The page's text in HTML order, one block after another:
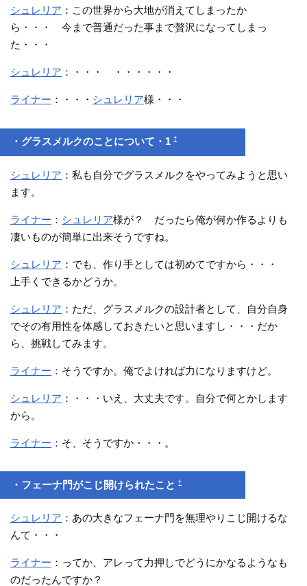
シュレリア ：この世界から大地が消えてしまったか
ら・・・ 今まで普通だった事まで贅沢になってしまっ
た・・・
シュレリア ：・・・ ・・・・・・
ライナー ：・・・ シュレリア様・・・
・グラスメルクのことについて・1†
シュレリア ：私も自分でグラスメルクをやってみようと思い
ます。
ライナー ： シュレリア様が？ だったら俺が何か作るよりも
凄いものが簡単に出来そうですね。
シュレリア ：でも、作り手としては初めてですから・・・
上手くできるかどうか。
シュレリア ：ただ、グラスメルクの設計者として、自分自身
でその有用性を体感しておきたいと思いますし・・・だか
ら、挑戦してみます。
ライナー ：そうですか。俺でよければ力になりますけど。
シュレリア ：・・・いえ、大丈夫です。自分で何とかします
から。
ライナー ：そ、そうですか・・・。
・フェーナ門がこじ開けられたこと†
シュレリア ：あの大きなフェーナ門を無理やりこじ開けるな
んて・・・
ライナー ：ってか、アレって力押しでどうにかなるようなも
のだったんですか？